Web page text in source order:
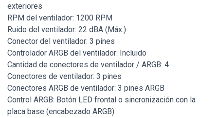
exteriores
RPM del ventilador: 1200 RPM
Ruido del ventilador: 22 dBA (Máx.)
Conector del ventilador: 3 pines
Controlador ARGB del ventilador: Incluido
Cantidad de conectores de ventilador / ARGB: 4
Conectores de ventilador: 3 pines
Conectores ARGB de ventilador: 3 pines ARGB
Control ARGB: Botón LED frontal o sincronización con la
placa base (encabezado ARGB)